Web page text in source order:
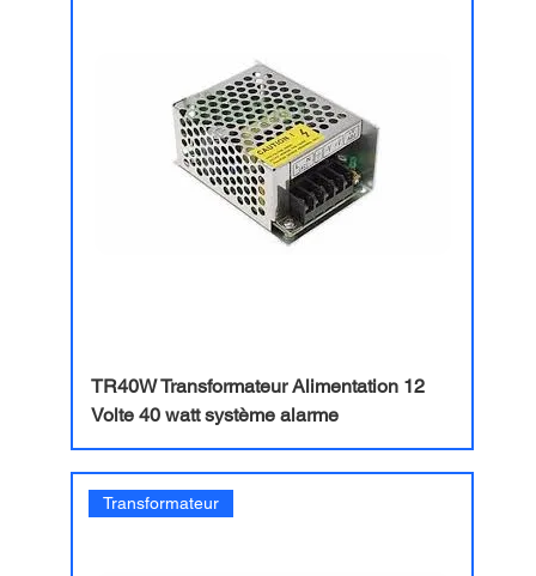
TR40W Transformateur Alimentation 12
Volte 40 watt système alarme
Transformateur